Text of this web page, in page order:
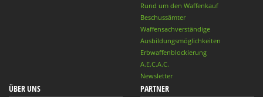
Rund um den Waffenkauf
Beschussämter
Waffensachverständige
Ausbildungsmöglichkeiten
Erbwaffenblockierung
A.E.C.A.C.
Newsletter
ÜBER UNS PARTNER